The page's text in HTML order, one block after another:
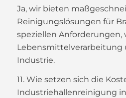
Ja, wir bieten
Reinigungslösungen für
speziellen Anforderungen,
Lebensmittelverarbeitung
Industrie.
11. Wie setzen sich die
Industriehallenreinigung